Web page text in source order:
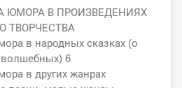
ЮМОРА В ПРОИЗВЕДЕНИЯХ
ТВОРЧЕСТВА
в народных сказках (о
6
в других жанрах